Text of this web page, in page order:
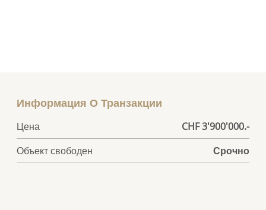
Информация О Транзакции
Цена
CHF 3'900'000.-
Объект свободен
Срочно